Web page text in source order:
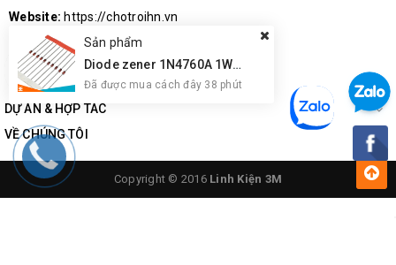
Website: https://chotroihn.vn
DỰ ÁN & HỢP TÁC
VỀ CHÚNG TÔI
Copyright © 2016 Linh Kiện 3M
Sản phẩm
Diode zener 1N4760A 1W 68V DO-41
Đã được mua cách đây 38 phút